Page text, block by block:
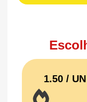
1.50 / UN